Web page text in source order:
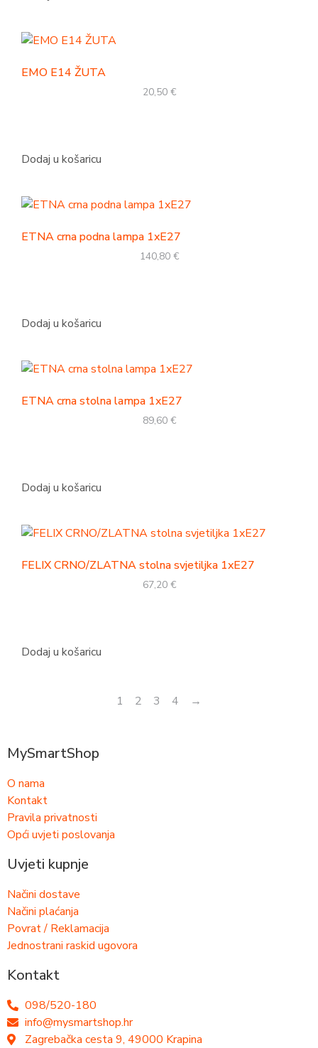
EMO E14 ŽUTA
20,50 €
Dodaj u košaricu
ETNA crna podna lampa 1xE27
140,80 €
Dodaj u košaricu
ETNA crna stolna lampa 1xE27
89,60 €
Dodaj u košaricu
FELIX CRNO/ZLATNA stolna svjetiljka 1xE27
67,20 €
Dodaj u košaricu
1 2 3 4 →
MySmartShop
O nama
Kontakt
Pravila privatnosti
Opći uvjeti poslovanja
Uvjeti kupnje
Načini dostave
Načini plaćanja
Povrat / Reklamacija
Jednostrani raskid ugovora
Kontakt
098/520-180
info@mysmartshop.hr
Zagrebačka cesta 9, 49000 Krapina